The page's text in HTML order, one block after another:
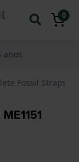
0
anos
Fossil Straps